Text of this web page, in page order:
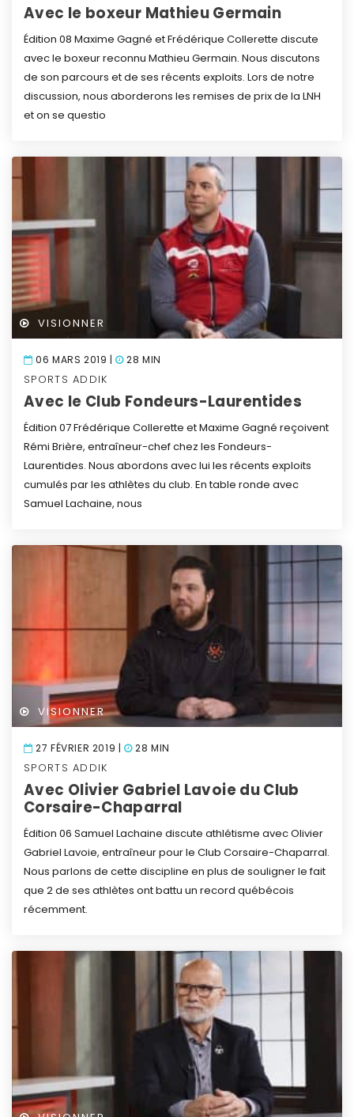
Avec le boxeur Mathieu Germain
Édition 08 Maxime Gagné et Frédérique Collerette discute
avec le boxeur reconnu Mathieu Germain. Nous discutons
de son parcours et de ses récents exploits. Lors de notre
discussion, nous aborderons les remises de prix de la LNH
et on se questio
VISIONNER
06 MARS 2019 | 28 MIN
SPORTS ADDIK
Avec le Club Fondeurs-Laurentides
Édition 07Frédérique Collerette et Maxime Gagné reçoivent
Rémi Brière, entraîneur-chef chez les Fondeurs-
Laurentides. Nous abordons avec lui les récents exploits
cumulés par les athlètes du club. En table ronde avec
Samuel Lachaine, nous
VISIONNER
27 FÉVRIER 2019 | 28 MIN
SPORTS ADDIK
Avec Olivier Gabriel Lavoie du Club
Corsaire-Chaparral
Édition 06 Samuel Lachaine discute athlétisme avec Olivier
Gabriel Lavoie, entraîneur pour le Club Corsaire-Chaparral.
Nous parlons de cette discipline en plus de souligner le fait
que 2 de ses athlètes ont battu un record québécois
récemment.